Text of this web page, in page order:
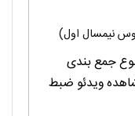
نیمسال اول)
جمع بندی
ویدئو ضبط